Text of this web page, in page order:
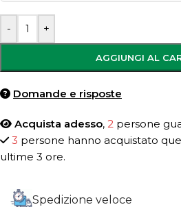
- +
AGGIUNGI AL
Domande e risposte
Acquista adesso, 2 persone
3 persone hanno acquistato
ultime 3 ore.
Spedizione veloce